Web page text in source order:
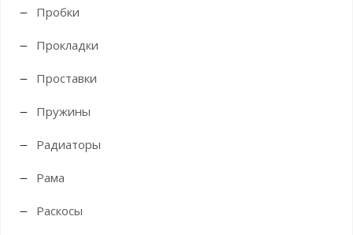
Пробки
Прокладки
Проставки
Пружины
Радиаторы
Рама
Раскосы